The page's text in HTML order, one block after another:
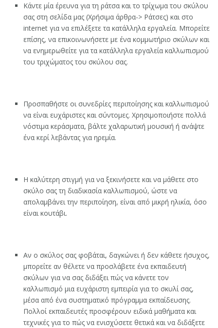
Κάντε μία έρευνα για τη ράτσα και το τρίχωμα του σκύλου
σας στη σελίδα μας (Χρήσιμα άρθρα-> Ράτσες) και στο
internet για να επιλέξετε τα κατάλληλα εργαλεία. Μπορείτε
επίσης, να επικοινωνήσετε με ένα κομμωτήριο σκύλων και
να ενημερωθείτε για τα κατάλληλα εργαλεία καλλωπισμού
του τριχώματος του σκύλου σας.
Προσπαθήστε οι συνεδρίες περιποίησης και καλλωπισμού
να είναι ευχάριστες και σύντομες. Χρησιμοποιήστε πολλά
νόστιμα κεράσματα, βάλτε χαλαρωτική μουσική ή ανάψτε
ένα κερί λεβάντας για ηρεμία.
Η καλύτερη στιγμή για να ξεκινήσετε και να μάθετε στο
σκύλο σας τη διαδικασία καλλωπισμού, ώστε να
απολαμβάνει την περιποίηση, είναι από μικρή ηλικία, όσο
είναι κουτάβι.
Αν ο σκύλος σας φοβάται, δαγκώνει ή δεν κάθετε ήσυχος,
μπορείτε αν θέλετε να προσλάβετε ένα εκπαιδευτή
σκύλων για να σας διδάξει πώς να κάνετε τον
καλλωπισμό μια ευχάριστη εμπειρία για το σκυλί σας,
μέσα από ένα συστηματικό πρόγραμμα εκπαίδευσης.
Πολλοί εκπαιδευτές προσφέρουν ειδικά μαθήματα και
τεχνικές για το πώς να ενισχύσετε θετικά και να διδάξετε